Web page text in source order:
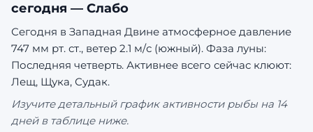
сегодня — Слабо
Сегодня в Западная Двине атмосферное давление
747 мм рт. ст., ветер 2.1 м/с (южный). Фаза луны:
Последняя четверть. Активнее всего сейчас клюют:
Лещ, Щука, Судак.
Изучите детальный график активности рыбы на 14
дней в таблице ниже.